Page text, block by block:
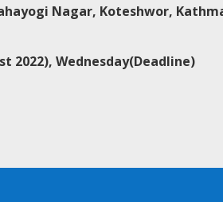
Nagar, Koteshwor,
2022), Wednesday(Deadline)